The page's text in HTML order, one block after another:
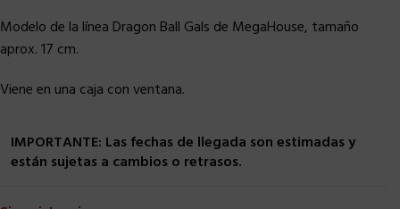
Modelo de la línea Dragon Ball Gals de MegaHouse, tamaño
aprox. 17 cm.
Viene en una caja con ventana.
IMPORTANTE: Las fechas de llegada son estimadas y
están sujetas a cambios o retrasos.